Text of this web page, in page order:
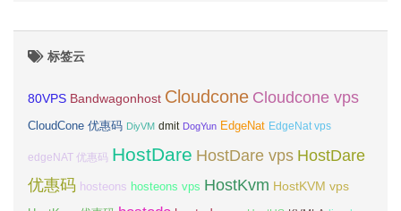
标签云
80VPS Bandwagonhost Cloudcone Cloudcone vps
CloudCone 优惠码 DiyVM dmit DogYun EdgeNat EdgeNat vps
edgeNAT 优惠码 HostDare HostDare vps HostDare
优惠码 hosteons hosteons vps HostKvm HostKVM vps